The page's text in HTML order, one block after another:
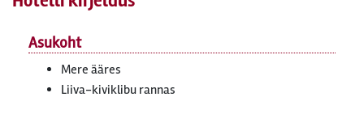
Asukoht
Mere ääres
Liiva-kiviklibu rannas